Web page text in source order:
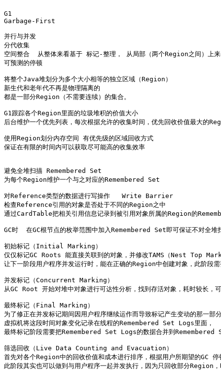
G1
Garbage-First
并行与并发
分代收集
空间整合  从整体来看基于 标记-整理， 从局部（两个Region之间）上
可预测的停顿
将整个Java堆划分为多个大小相等的独立区域（Region）
新生代和老年代不再是物理隔离的
都是一部分Region（不需要连续）的集合。
G1跟踪各个Region里面的垃圾堆积的价值大小
后台维护一个优先列表，每次根据允许的收集时间，优先回收价值最大
使用Region划分内存空间 有优先级的区域回收方式
保证在有限的时间内可以获取尽可能高的收集效率
避免全堆扫描 Remembered Set
为每个Region维护一个与之对应的Remembered Set
对Reference类型的数据进行写操作   Write Barrier
检查Reference引用的对象是否处于不同的Region之中
通过CardTable把相关引用信息记录到被引用对象所属的Region的
GC时  在GC根节点的枚举范围中加入Remembered Set即可保证不对全堆
初始标记（Initial Marking）
仅仅标记GC Roots 能直接关联到的对象，并修改TAMS（Nest Top
让下一阶段用户程序并发运行时，能在正确的Region中创建对象，此阶段
并发标记（Concurrent Marking）
从GC Root 开始对堆中对象进行可达性分析，找到存活对象，耗时较长，
最终标记（Final Marking）
为了修正在并发标记期间因用户程序继续运作而导致标记产生变动的那一部
虚拟机将这段时间对象变化记录在线程的Remembered Set Logs里面，
最终标记阶段需要把Remembered Set Logs的数据合并到Remembered
筛选回收（Live Data Counting and Evacuation）
首先对各个Region中的回收价值和成本进行排序，根据用户所期望的GC 停
此阶段其实也可以做到与用户程序一起并发执行，因为只回收部分Region